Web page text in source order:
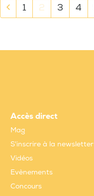
1 2 3 4
Accès direct
Mag
S'inscrire à la newsletter
Vidéos
Evènements
Concours